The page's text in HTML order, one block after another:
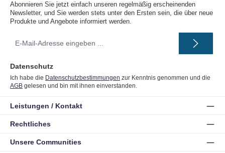
Abonnieren Sie jetzt einfach unseren regelmäßig erscheinenden
Newsletter, und Sie werden stets unter den Ersten sein, die über neue
Produkte und Angebote informiert werden.
Mail-
Datenschutz
Ich habe die Datenschutzbestimmungen zur Kenntnis genommen und die
AGB gelesen und bin mit ihnen einverstanden.
Unsere Communities
Leistungen / Kontakt
Rechtliches